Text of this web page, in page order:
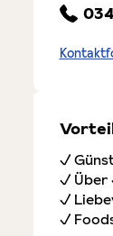
✓
✓ Über
✓
✓